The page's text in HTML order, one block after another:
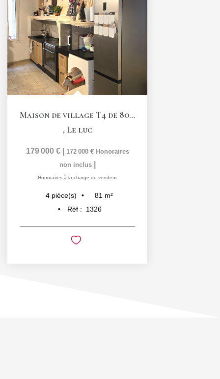
Maison de village T4 de 80,6 m2 avec garage et terrasse...
, Le luc
179 000 € 172 000 € Honoraires
non inclus
Honoraires à la charge du vendeur
4 pièce(s) 81 m²
Réf :
1326